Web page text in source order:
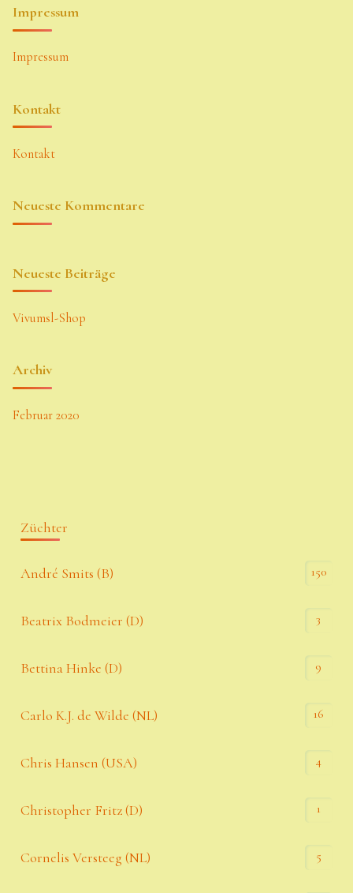
Impressum
Impressum
Kontakt
Kontakt
Neueste Kommentare
Neueste Beiträge
Vivumsl-Shop
Archiv
Februar 2020
Züchter
André Smits (B) 150
Beatrix Bodmeier (D) 3
Bettina Hinke (D) 9
Carlo K.J. de Wilde (NL) 16
Chris Hansen (USA) 4
Christopher Fritz (D) 1
Cornelis Versteeg (NL) 5